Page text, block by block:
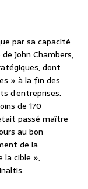
par sa capacité
John Chambers,
dont
» à la fin des
d’entreprises.
de 170
passé maître
au bon
de la
la cible »,